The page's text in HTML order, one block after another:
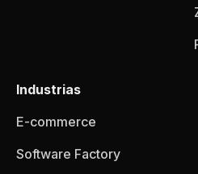
Industrias
E-commerce
Software Factory